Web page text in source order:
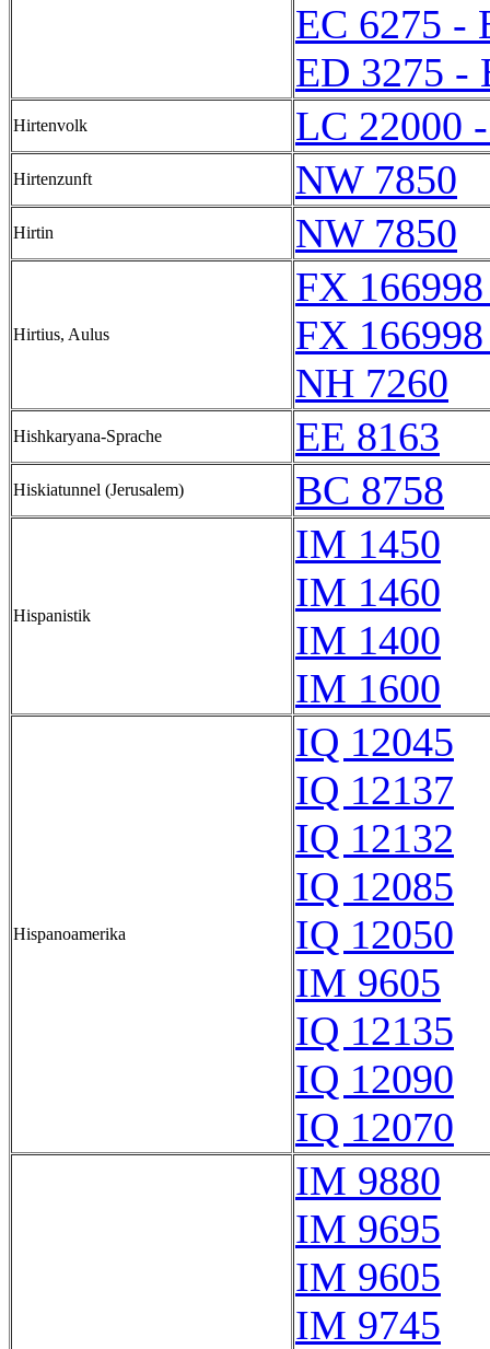
EC 6275 -
ED 3275 -
Hirtenvolk LC 22000
Hirtenzunft NW 7850
Hirtin NW 7850
Hirtius, Aulus
FX
FX
NH 7260
Hishkaryana-Sprache EE 8163
Hiskiatunnel (Jerusalem) BC 8758
Hispanistik
IM 1450
IM 1460
IM 1400
IM 1600
Hispanoamerika
IQ 12045
IQ 12137
IQ 12132
IQ 12085
IQ 12050
IM 9605
IQ 12135
IQ 12090
IQ 12070
IM 9880
IM 9695
IM 9605
IM 9745